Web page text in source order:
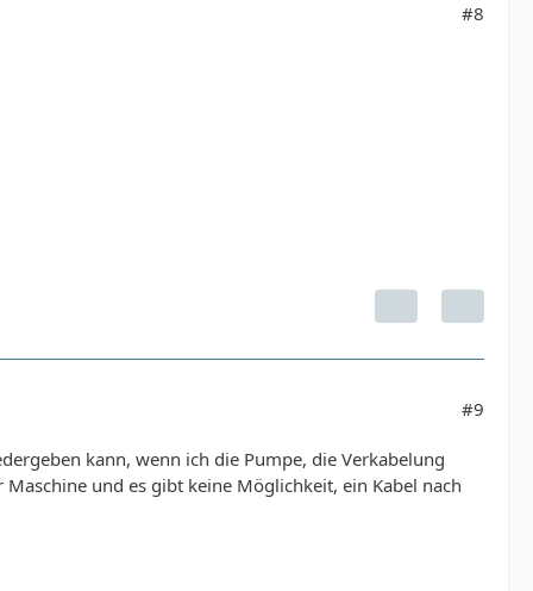
#8
#9
kann, wenn ich die Pumpe, die Verkabelung
und es gibt keine Möglichkeit, ein Kabel nach